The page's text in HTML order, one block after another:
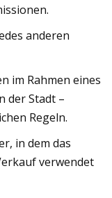
anderen
im Rahmen eines
der Stadt –
Regeln.
in dem das
verwendet